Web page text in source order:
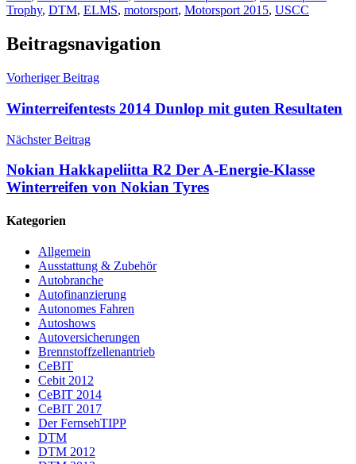
Trophy, DTM, ELMS, motorsport, Motorsport 2015, USCC
Beitragsnavigation
Vorheriger Beitrag
Winterreifentests 2014 Dunlop mit guten Resultaten
Nächster Beitrag
Nokian Hakkapeliitta R2 Der A-Energie-Klasse
Winterreifen von Nokian Tyres
Kategorien
Allgemein
Ausstattung & Zubehör
Autobranche
Autofinanzierung
Autonomes Fahren
Autoshows
Autoversicherungen
Brennstoffzellenantrieb
CeBIT
Cebit 2012
CeBIT 2014
CeBIT 2017
Der FernsehTIPP
DTM
DTM 2012